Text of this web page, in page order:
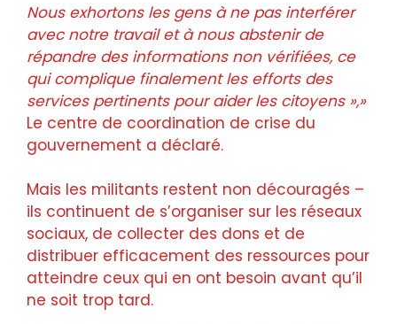
Nous exhortons les gens à ne pas interférer
avec notre travail et à nous abstenir de
répandre des informations non vérifiées, ce
qui complique finalement les efforts des
services pertinents pour aider les citoyens »,»
Le centre de coordination de crise du
gouvernement a déclaré.
Mais les militants restent non découragés –
ils continuent de s’organiser sur les réseaux
sociaux, de collecter des dons et de
distribuer efficacement des ressources pour
atteindre ceux qui en ont besoin avant qu’il
ne soit trop tard.